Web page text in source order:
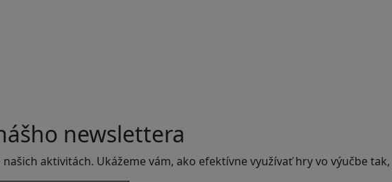
newslettera
aktivitách. Ukážeme vám, ako efektívne využívať hry vo výučbe